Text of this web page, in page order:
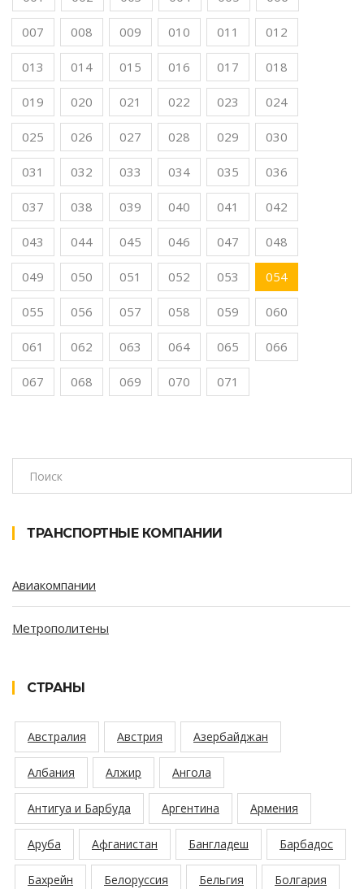
007 008 009 010 011 012
013 014 015 016 017 018
019 020 021 022 023 024
025 026 027 028 029 030
031 032 033 034 035 036
037 038 039 040 041 042
043 044 045 046 047 048
049 050 051 052 053 054
055 056 057 058 059 060
061 062 063 064 065 066
067 068 069 070 071
ТРАНСПОРТНЫЕ КОМПАНИИ
Авиакомпании
Метрополитены
СТРАНЫ
Австралия Австрия Азербайджан
Албания Алжир Ангола
Антигуа и Барбуда Аргентина Армения
Аруба Афганистан Бангладеш Барбадос
Бахрейн Белоруссия Бельгия Болгария